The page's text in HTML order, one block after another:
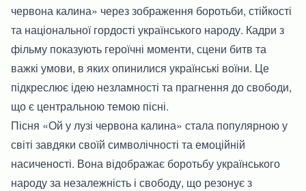
червона калина» через зображення боротьби, стійкості
та національної гордості українського народу. Кадри з
фільму показують героїчні моменти, сцени битв та
важкі умови, в яких опинилися українські воїни. Це
підкреслює ідею незламності та прагнення до свободи,
що є центральною темою пісні.
Пісня «Ой у лузі червона калина» стала популярною у
світі завдяки своїй символічності та емоційній
насиченості. Вона відображає боротьбу українського
народу за незалежність і свободу, що резонує з